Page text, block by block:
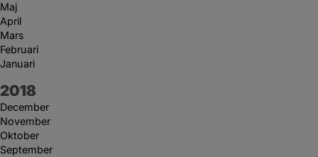
Maj
April
Mars
Februari
Januari
År:
2018
December
November
Oktober
September